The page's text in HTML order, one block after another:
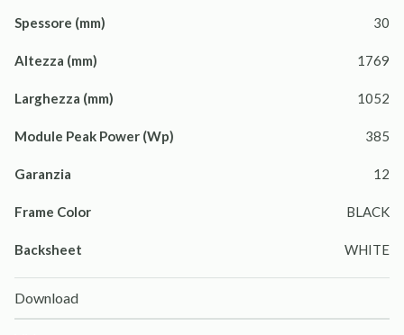
Spessore (mm) 30
Altezza (mm) 1769
Larghezza (mm) 1052
Module Peak Power (Wp) 385
Garanzia 12
Frame Color BLACK
Backsheet WHITE
Download